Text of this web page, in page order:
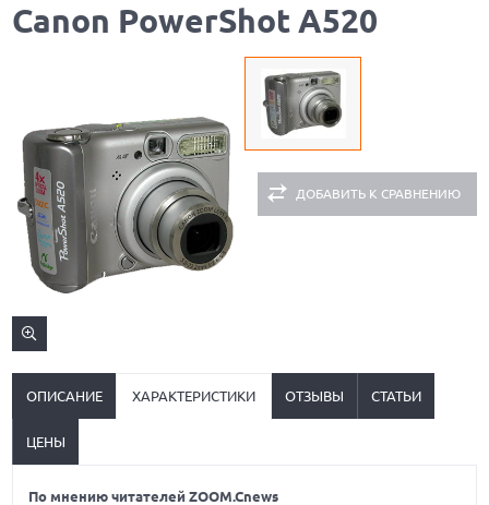
Canon PowerShot A520
ДОБАВИТЬ К СРАВНЕНИЮ
ОПИСАНИЕ ХАРАКТЕРИСТИКИ ОТЗЫВЫ СТАТЬИ
ЦЕНЫ
По мнению читателей ZOOM.Cnews